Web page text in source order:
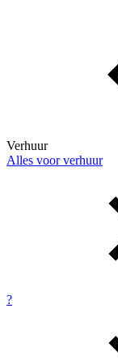
Verhuur
Alles voor verhuur
?